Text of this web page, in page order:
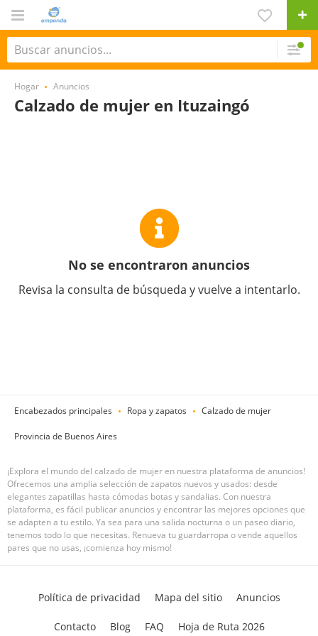
Hogar Anuncios
Calzado de mujer en Ituzaingó
No se encontraron anuncios
Revisa la consulta de búsqueda y vuelve a intentarlo.
Encabezados principales Ropa y zapatos Calzado de mujer
Provincia de Buenos Aires
¡Explora el mundo del calzado de mujer en nuestra plataforma de anuncios!
Ofrecemos una amplia selección de zapatos nuevos y usados: desde
elegantes zapatillas hasta cómodas botas y sandalias. Con nuestra
plataforma, es fácil publicar anuncios y encontrar las mejores opciones que
se adapten a tu estilo. Ya sea para una salida nocturna o un paseo diario,
tenemos todo lo que necesitas. Renueva tu guardarropa o vende aquellos
pares que no usas, ¡comienza hoy mismo!
Política de privacidad Mapa del sitio Anuncios
Contacto Blog FAQ Hoja de Ruta 2026